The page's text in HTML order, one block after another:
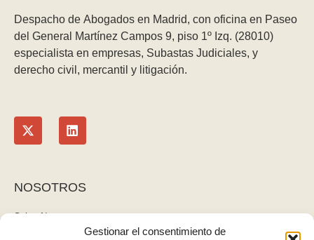
Gestionar el consentimiento de
Despacho de Abogados en Madrid, con oficina en Paseo
del General Martínez Campos 9, piso 1º Izq. (28010)
especialista en empresas, Subastas Judiciales, y
derecho civil, mercantil y litigación.
NOSOTROS
Sobre Nosotros